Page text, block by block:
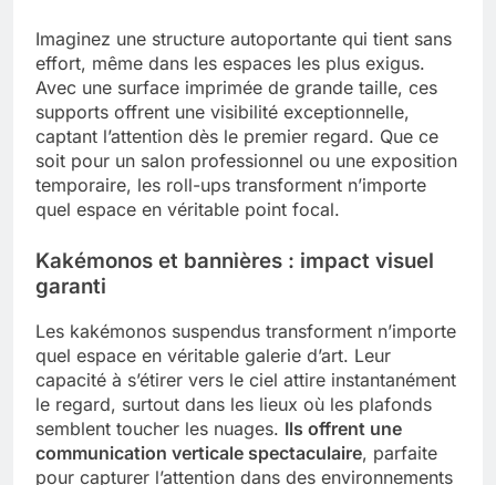
Imaginez une structure autoportante qui tient sans
effort, même dans les espaces les plus exigus.
Avec une surface imprimée de grande taille, ces
supports offrent une visibilité exceptionnelle,
captant l’attention dès le premier regard. Que ce
soit pour un salon professionnel ou une exposition
temporaire, les roll-ups transforment n’importe
quel espace en véritable point focal.
Kakémonos et bannières : impact visuel
garanti
Les kakémonos suspendus transforment n’importe
quel espace en véritable galerie d’art. Leur
capacité à s’étirer vers le ciel attire instantanément
le regard, surtout dans les lieux où les plafonds
semblent toucher les nuages. Ils offrent une
communication verticale spectaculaire, parfaite
pour capturer l’attention dans des environnements